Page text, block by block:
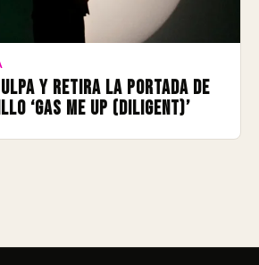
y retira la portada de
‘Gas Me Up (Diligent)’